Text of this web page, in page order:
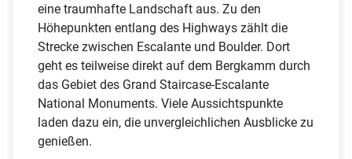
eine traumhafte Landschaft aus. Zu den
Höhepunkten entlang des Highways zählt die
Strecke zwischen Escalante und Boulder. Dort
geht es teilweise direkt auf dem Bergkamm durch
das Gebiet des Grand Staircase-Escalante
National Monuments. Viele Aussichtspunkte
laden dazu ein, die unvergleichlichen Ausblicke zu
genießen.